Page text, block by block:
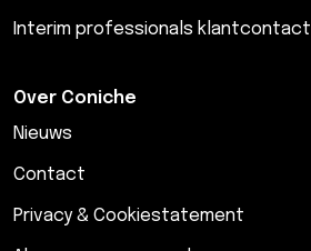
Interim professionals klantcontact
Over Coniche
Nieuws
Contact
Privacy & Cookiestatement